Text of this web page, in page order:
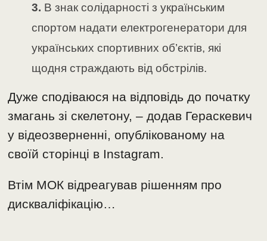
В знак солідарності з українським
спортом надати електрогенератори для
українських спортивних об’єктів, які
щодня страждають від обстрілів.
Дуже сподіваюся на відповідь до початку
змагань зі скелетону, – додав Гераскевич
у відеозверненні, опублікованому на
своїй сторінці в Instagram.
Втім МОК відреагував рішенням про
дискваліфікацію…